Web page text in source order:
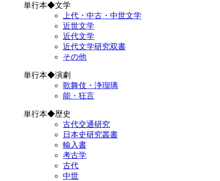
単行本◆文学
上代・中古・中世文学
近世文学
近代文学
近代文学研究双書
その他
単行本◆演劇
歌舞伎・浄瑠璃
能・狂言
単行本◆歴史
古代交通研究
日本史研究叢書
輸入書
考古学
古代
中世